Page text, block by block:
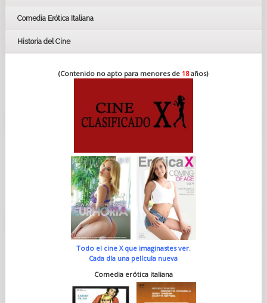
Comedia Erótica Italiana
Historia del Cine
(Contenido no apto para menores de 18años)
Todo el cine X que imaginastes ver.
Cada día una película nueva
Comedia erótica italiana